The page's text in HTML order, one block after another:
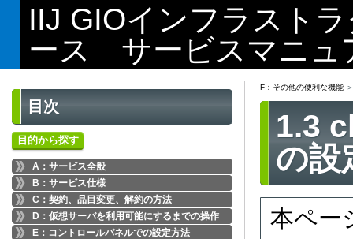
IIJ GIOインフラスト
ース サービスマニュ
目次
目的から探す
A：サービス全般
B：サービス仕様
C：契約、品目変更、解約の方法
D：仮想サーバを利用可能にするまでの操作
E：コントロールパネルでの設定方法
F：その他の便利な機能
1.3
の設
本ペー